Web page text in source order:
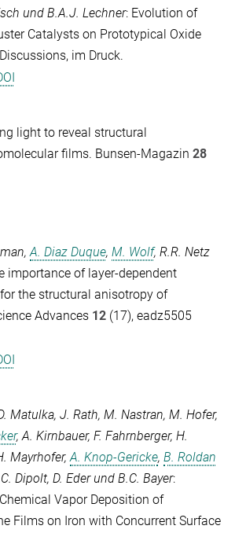
und B.A.J. Lechner: Evolution of
Catalysts on Prototypical Oxide
, im Druck.
light to reveal structural
films. Bunsen-Magazin 28
,A. Diaz Duque, M. Wolf, R.R. Netz
importance of layer-dependent
the structural anisotropy of
Advances 12 (17), eadz5505
Matulka, J. Rath, M. Nastran, M. Hofer,
, A. Kirnbauer, F. Fahrnberger, H.
Mayrhofer, A. Knop-Gericke, B. Roldan
C. Dipolt, D. Ederund B.C. Bayer:
Vapor Deposition of
Films on Iron with Concurrent Surface